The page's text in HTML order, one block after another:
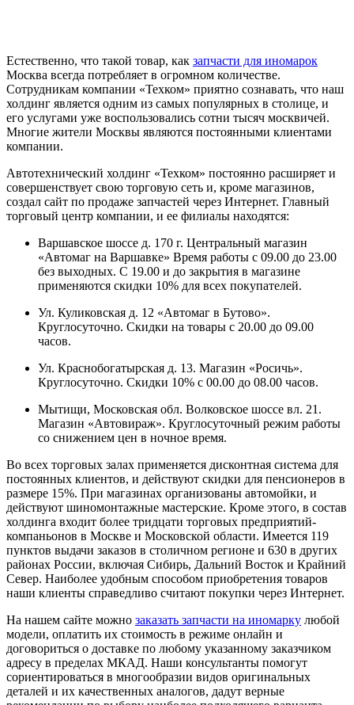
Естественно, что такой товар, как запчасти для иномарок
Москва всегда потребляет в огромном количестве.
Сотрудникам компании «Техком» приятно сознавать, что наш
холдинг является одним из самых популярных в столице, и
его услугами уже воспользовались сотни тысяч москвичей.
Многие жители Москвы являются постоянными клиентами
компании.
Автотехнический холдинг «Техком» постоянно расширяет и
совершенствует свою торговую сеть и, кроме магазинов,
создал сайт по продаже запчастей через Интернет. Главный
торговый центр компании, и ее филиалы находятся:
Варшавское шоссе д. 170 г. Центральный магазин
«Автомаг на Варшавке» Время работы с 09.00 до 23.00
без выходных. С 19.00 и до закрытия в магазине
применяются скидки 10% для всех покупателей.
Ул. Куликовская д. 12 «Автомаг в Бутово».
Круглосуточно. Скидки на товары с 20.00 до 09.00
часов.
Ул. Краснобогатырская д. 13. Магазин «Росичь».
Круглосуточно. Скидки 10% с 00.00 до 08.00 часов.
Мытищи, Московская обл. Волковское шоссе вл. 21.
Магазин «Автовираж». Круглосуточный режим работы
со снижением цен в ночное время.
Во всех торговых залах применяется дисконтная система для
постоянных клиентов, и действуют скидки для пенсионеров в
размере 15%. При магазинах организованы автомойки, и
действуют шиномонтажные мастерские. Кроме этого, в состав
холдинга входит более тридцати торговых предприятий-
компаньонов в Москве и Московской области. Имеется 119
пунктов выдачи заказов в столичном регионе и 630 в других
районах России, включая Сибирь, Дальний Восток и Крайний
Север. Наиболее удобным способом приобретения товаров
наши клиенты справедливо считают покупки через Интернет.
На нашем сайте можно заказать запчасти на иномарку любой
модели, оплатить их стоимость в режиме онлайн и
договориться о доставке по любому указанному заказчиком
адресу в пределах МКАД. Наши консультанты помогут
сориентироваться в многообразии видов оригинальных
деталей и их качественных аналогов, дадут верные